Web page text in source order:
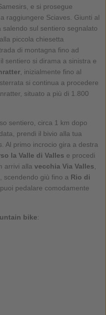
e si prosegue
raggiungere Sciaves. Giunti al
sul sentiero segnalato
piccola chiesetta
di montagna fino ad
sentiero si dirama a sinistra e
, inizialmente fino al
si continua a procedere
situato a più di 1.800
sentiero, circa 1 km dopo
prendi il bivio alla tua
Al primo incrocio gira a destra
la Valle di Valles e procedi
arrivi alla vecchia Via Valles
scendendo giù fino a Rio di
pedalare comodamente
bike: